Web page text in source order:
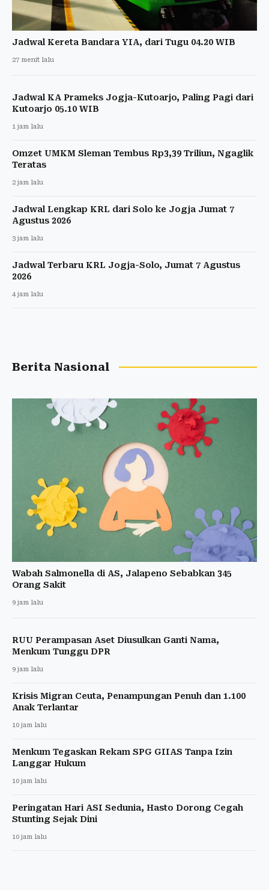
Jadwal Kereta Bandara YIA, dari Tugu 04.20 WIB
27 menit lalu
Jadwal KA Prameks Jogja-Kutoarjo, Paling Pagi dari
Kutoarjo 05.10 WIB
1 jam lalu
Omzet UMKM Sleman Tembus Rp3,39 Triliun, Ngaglik
Teratas
2 jam lalu
Jadwal Lengkap KRL dari Solo ke Jogja Jumat 7
Agustus 2026
3 jam lalu
Jadwal Terbaru KRL Jogja-Solo, Jumat 7 Agustus
2026
4 jam lalu
Berita Nasional
Wabah Salmonella di AS, Jalapeno Sebabkan 345
Orang Sakit
9 jam lalu
RUU Perampasan Aset Diusulkan Ganti Nama,
Menkum Tunggu DPR
9 jam lalu
Krisis Migran Ceuta, Penampungan Penuh dan 1.100
Anak Terlantar
10 jam lalu
Menkum Tegaskan Rekam SPG GIIAS Tanpa Izin
Langgar Hukum
10 jam lalu
Peringatan Hari ASI Sedunia, Hasto Dorong Cegah
Stunting Sejak Dini
10 jam lalu